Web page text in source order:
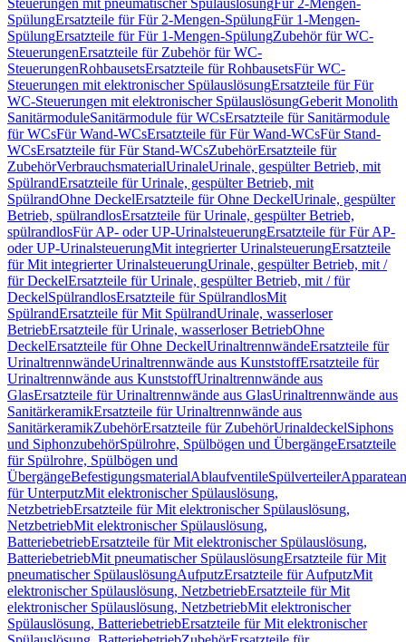
Steuerungen mit pneumatischer SpülauslösungFür 2-Mengen-
SpülungErsatzteile für Für 2-Mengen-SpülungFür 1-Mengen-
SpülungErsatzteile für Für 1-Mengen-SpülungZubehör für WC-
SteuerungenErsatzteile für Zubehör für WC-
SteuerungenRohbausetsErsatzteile für RohbausetsFür WC-
Steuerungen mit elektronischer SpülauslösungErsatzteile für Für
WC-Steuerungen mit elektronischer SpülauslösungGeberit Monolith
SanitärmoduleSanitärmodule für WCsErsatzteile für Sanitärmodule
für WCsFür Wand-WCsErsatzteile für Für Wand-WCsFür Stand-
WCsErsatzteile für Für Stand-WCsZubehörErsatzteile für
ZubehörVerbrauchsmaterialUrinaleUrinale, gespülter Betrieb, mit
SpülrandErsatzteile für Urinale, gespülter Betrieb, mit
SpülrandOhne DeckelErsatzteile für Ohne DeckelUrinale, gespülter
Betrieb, spülrandlosErsatzteile für Urinale, gespülter Betrieb,
spülrandlosFür AP- oder UP-UrinalsteuerungErsatzteile für Für AP-
oder UP-UrinalsteuerungMit integrierter UrinalsteuerungErsatzteile
für Mit integrierter UrinalsteuerungUrinale, gespülter Betrieb, mit /
für DeckelErsatzteile für Urinale, gespülter Betrieb, mit / für
DeckelSpülrandlosErsatzteile für SpülrandlosMit
SpülrandErsatzteile für Mit SpülrandUrinale, wasserloser
BetriebErsatzteile für Urinale, wasserloser BetriebOhne
DeckelErsatzteile für Ohne DeckelUrinaltrennwändeErsatzteile für
UrinaltrennwändeUrinaltrennwände aus KunststoffErsatzteile für
Urinaltrennwände aus KunststoffUrinaltrennwände aus
GlasErsatzteile für Urinaltrennwände aus GlasUrinaltrennwände aus
SanitärkeramikErsatzteile für Urinaltrennwände aus
SanitärkeramikZubehörErsatzteile für ZubehörUrinaldeckelSiphons
und SiphonzubehörSpülrohre, Spülbögen und ÜbergängeErsatzteile
für Spülrohre, Spülbögen und
ÜbergängeBefestigungsmaterialAblaufventileSpülverteiler
für UnterputzMit elektronischer Spülauslösung,
NetzbetriebErsatzteile für Mit elektronischer Spülauslösung,
NetzbetriebMit elektronischer Spülauslösung,
BatteriebetriebErsatzteile für Mit elektronischer Spülauslösung,
BatteriebetriebMit pneumatischer SpülauslösungErsatzteile für Mit
pneumatischer SpülauslösungAufputzErsatzteile für AufputzMit
elektronischer Spülauslösung, NetzbetriebErsatzteile für Mit
elektronischer Spülauslösung, NetzbetriebMit elektronischer
Spülauslösung, BatteriebetriebErsatzteile für Mit elektronischer